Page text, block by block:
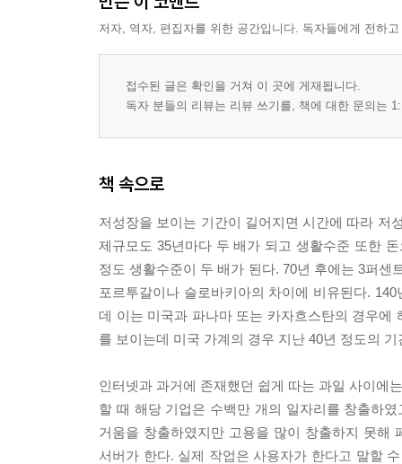
저자, 역자, 편집자를 위한 공간입니다. 독자들에게 전하
접수된 글은 확인을 거쳐 이 곳에 게재됩니다.
독자 분들의 리뷰는 리뷰 쓰기를, 책에 대한 문의는
책 속으로
저성장을 보이는 기간이 길어지면 시간에 따라 저
제규모도 35년마다 두 배가 되고 생활수준 또한
정도 생활수준이 두 배가 된다. 70년 후에는 3퍼
포르투갈이나 슬로바키아의 차이에 비유된다.
데 이는 미국과 파나마 또는 카자흐스탄의 경우에
를 보이는데 미국 가계의 경우 지난 40년 정도의
인터넷과 과거에 존재했던 쉽게 따는 과일 사이에
할 때 해당 기업은 수백만 개의 일자리를 창출하
거움을 창출하였지만 고용을 많이 창출하지 못해
서버가 한다. 실제 작업은 사용자가 한다고 말할